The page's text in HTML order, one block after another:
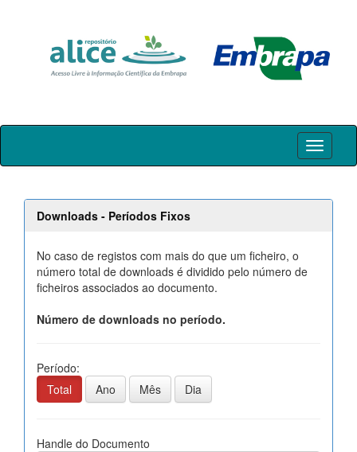
Skip
Downloads - Períodos Fixos
No caso de registos com mais do que um ficheiro, o
número total de downloads é dividido pelo número de
ficheiros associados ao documento.
Número de downloads no período.
Período:
Total
Ano Mês Dia
Handle do Documento